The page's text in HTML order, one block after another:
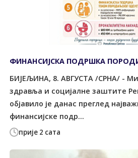
прије 2 сата
ФИНАНСИЈСКА ПОДРШКА
БИЈЕЉИНА, 8. АВГУСТА /СРНА/ -
здравља и социјалне заштите
објавило је данас преглед
финансијске подр...